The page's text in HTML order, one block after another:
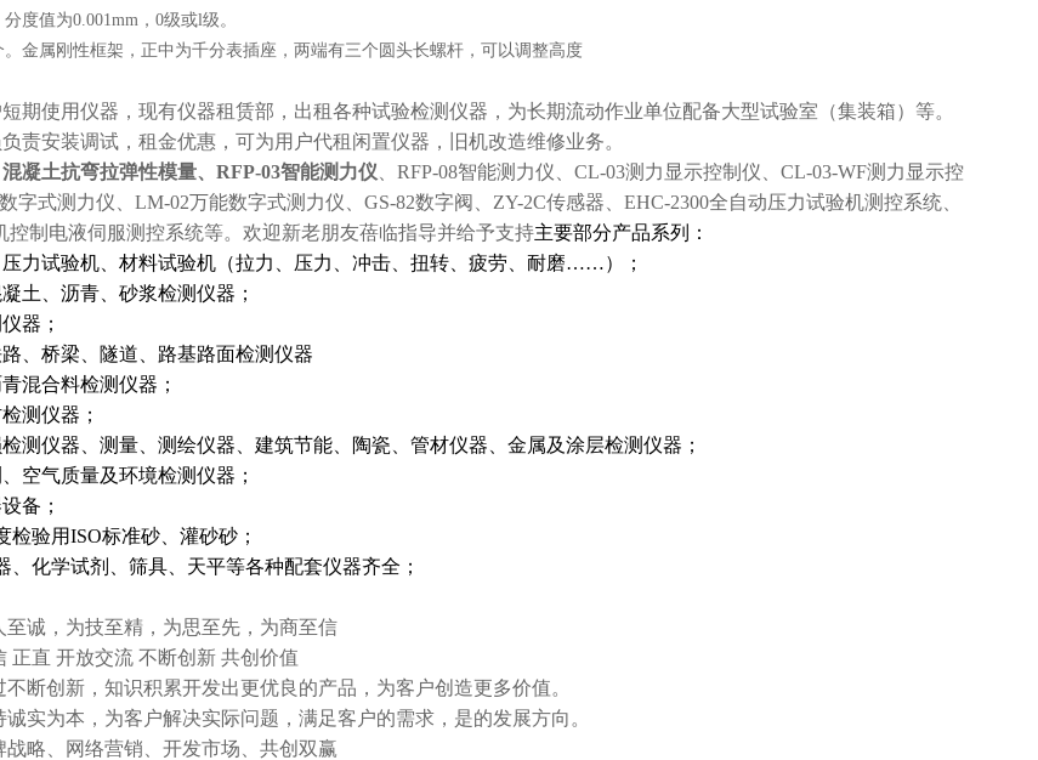
度值为0.001mm，0级或l级。
金属刚性框架，正中为千分表插座，两端有三个圆头长螺杆，可以调整高度
期使用仪器，现有仪器租赁部，出租各种试验检测仪器，为长期流动作业单位配备大型试验室（集装箱）等。
责安装调试，租金优惠，可为用户代租闲置仪器，旧机改造维修业务。
混凝土抗弯拉弹性模量、RFP-03智能测力仪 、RFP-08智能测力仪、CL-03测力显示控制仪、CL-03-WF测力显示控
字式测力仪、LM-02万能数字式测力仪、GS-82数字阀、ZY-2C传感器、EHC-2300全自动压力试验机测控系统、
控制电液伺服测控系统等。欢迎新老朋友蓓临指导并给予支持主要部分产品系列：
力试验机、材料试验机（拉力、压力、冲击、扭转、疲劳、耐磨……）；
土、沥青、砂浆检测仪器；
器；
、桥梁、隧道、路基路面检测仪器
混合料检测仪器；
测仪器；
测仪器、测量、测绘仪器、建筑节能、陶瓷、管材仪器、金属及涂层检测仪器；
空气质量及环境检测仪器；
备；
检验用ISO标准砂、灌砂砂；
、化学试剂、筛具、天平等各种配套仪器齐全；
至诚，为技至精，为思至先，为商至信
正直 开放交流 不断创新 共创价值
断创新，知识积累开发出更优良的产品，为客户创造更多价值。
诚实为本，为客户解决实际问题，满足客户的需求，是的发展方向。
战略、网络营销、开发市场、共创双赢